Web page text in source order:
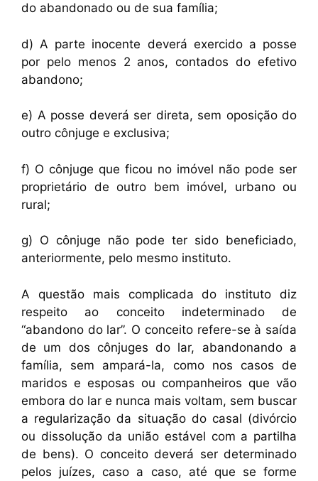
do abandonado ou de sua família;
d) A parte inocente deverá exercido a posse
por pelo menos 2 anos, contados do efetivo
abandono;
e) A posse deverá ser direta, sem oposição do
outro cônjuge e exclusiva;
f) O cônjuge que ficou no imóvel não pode ser
proprietário de outro bem imóvel, urbano ou
rural;
g) O cônjuge não pode ter sido beneficiado,
anteriormente, pelo mesmo instituto.
A questão mais complicada do instituto diz
respeito ao conceito indeterminado de
“abandono do lar”. O conceito refere-se à saída
de um dos cônjuges do lar, abandonando a
família, sem ampará-la, como nos casos de
maridos e esposas ou companheiros que vão
embora do lar e nunca mais voltam, sem buscar
a regularização da situação do casal (divórcio
ou dissolução da união estável com a partilha
de bens). O conceito deverá ser determinado
pelos juízes, caso a caso, até que se forme